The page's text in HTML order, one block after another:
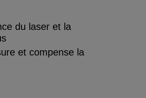
du laser et la
et compense la